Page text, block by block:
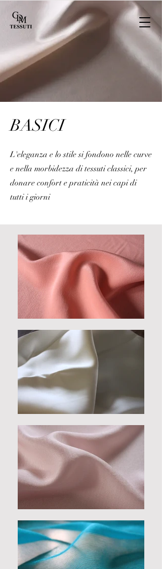
BASICI
L'eleganza e lo stile si fondono nelle curve
e nella morbidezza di tessuti classici, per
donare confort e praticità nei capi di
tutti i giorni